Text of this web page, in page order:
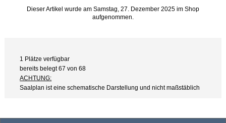
Dieser Artikel wurde am Samstag, 27. Dezember 2025 im Shop
aufgenommen.
1 Plätze verfügbar
bereits belegt 67 von 68
ACHTUNG:
Saalplan ist eine schematische Darstellung und nicht maßstäblich